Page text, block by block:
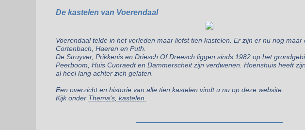
De kastelen van Voerendaal
Voerendaal telde in het verleden maar liefst tien kastelen. Er zijn er nu nog maar
Cortenbach, Haeren en Puth.
De Struyver, Prikkenis en Driesch Of Dreesch liggen sinds 1982 op het
Peerboom, Huis Cunraedt en Dammerscheit zijn verdwenen. Hoenshuis heeft
al heel lang achter zich gelaten.
Een overzicht en historie van alle tien kastelen vindt u nu op deze website.
Kijk onder Thema's, kastelen.